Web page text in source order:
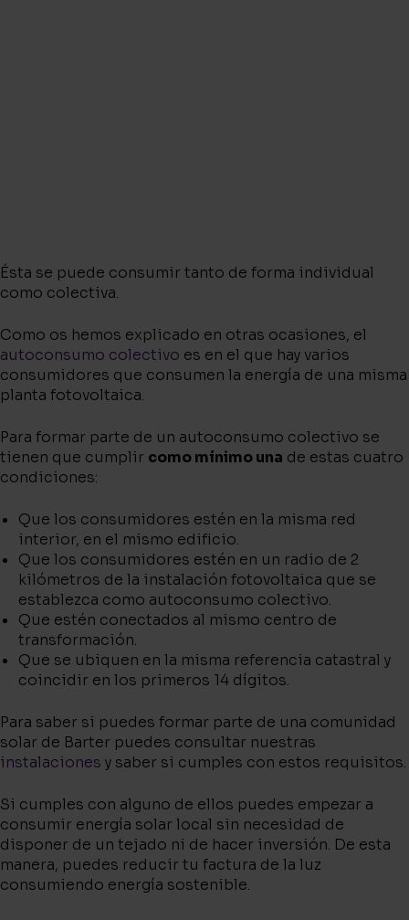
Ésta se puede consumir tanto de forma individual
como colectiva.
Como os hemos explicado en otras ocasiones, el
autoconsumo colectivo es en el que hay varios
consumidores que consumen la energía de una misma
planta fotovoltaica.
Para formar parte de un autoconsumo colectivo se
tienen que cumplir como mínimo una de estas cuatro
condiciones:
Que los consumidores estén en la misma red
interior, en el mismo edificio.
Que los consumidores estén en un radio de 2
kilómetros de la instalación fotovoltaica que se
establezca como autoconsumo colectivo.
Que estén conectados al mismo centro de
transformación.
Que se ubiquen en la misma referencia catastral y
coincidir en los primeros 14 dígitos.
Para saber si puedes formar parte de una comunidad
solar de Barter puedes consultar nuestras
instalaciones y saber si cumples con estos requisitos.
Si cumples con alguno de ellos puedes empezar a
consumir energía solar local sin necesidad de
disponer de un tejado ni de hacer inversión. De esta
manera, puedes reducir tu factura de la luz
consumiendo energía sostenible.